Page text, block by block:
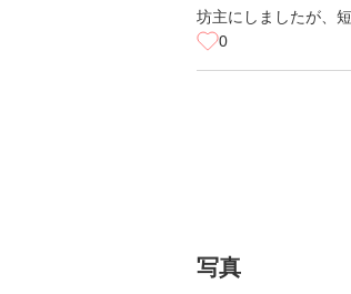
坊主にしましたが、
0
写真